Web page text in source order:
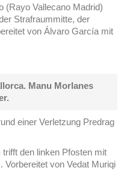
(Rayo Vallecano Madrid)
Strafraummitte, der
von Álvaro García mit
Manu Morlanes
einer Verletzung Predrag
den linken Pfosten mit
von Vedat Muriqi